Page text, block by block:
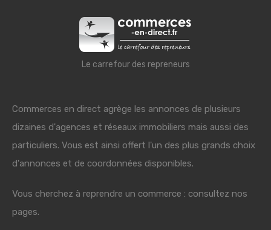
Le carrefour des repreneurs
Commerces en direct agrège les annonces de plusieurs
dizaines d'agences et réseaux immobiliers mais aussi des
particuliers. Vous est ainsi offert l'un des plus grands choix
d'annonces et de coordonnées disponibles.
Vous cherchez à reprendre un commerce : consultez nos
pages.